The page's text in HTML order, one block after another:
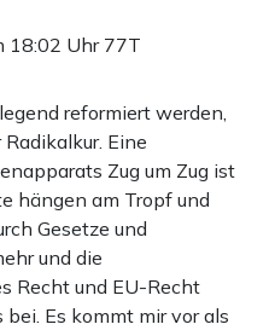
18:02 Uhr 77T
reformiert werden,
Eine
Zug um Zug ist
hängen am Tropf und
Gesetze und
und die
Recht und EU-Recht
Es kommt mir vor als